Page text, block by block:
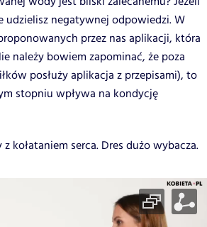
negatywnej odpowiedzi. W
przez nas aplikacji, która
należy bowiem zapominać, że poza
posłuży aplikacja z przepisami), to
stopniu wpływa na kondycję
kołataniem serca. Dres dużo wybacza.